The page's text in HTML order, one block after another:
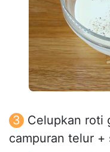
Celupkan roti
campuran telur +